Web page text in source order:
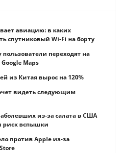
авиацию: в каких
спутниковый Wi-Fi на борту
переходят на
Maps
из Китая вырос на 120%
видеть следующим
из-за салата в США
риск вспышки
против Apple из-за